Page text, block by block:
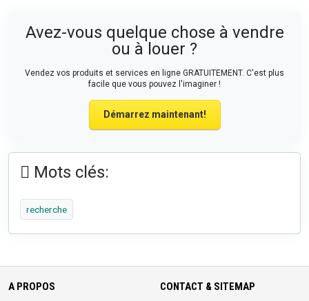
Avez-vous quelque chose à vendre
ou à louer ?
Vendez vos produits et services en ligne GRATUITEMENT. C'est plus
facile que vous pouvez l'imaginer !
Démarrez maintenant!
Mots clés:
recherche
A PROPOS CONTACT & SITEMAP